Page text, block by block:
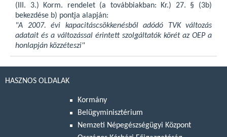
(III. 3.) Korm. rendelet (a továbbiakban: Kr.) 27. § (3b)
bekezdése b) pontja alapján:
"A 2007. évi kapacitáscsökkenésből adódó TVK változás
adatait és a változással érintett szolgáltatók körét az OEP a
honlapján közzéteszi"
HASZNOS OLDALAK
Kormány
Belügyminisztérium
Nemzeti Népegészségügyi Központ